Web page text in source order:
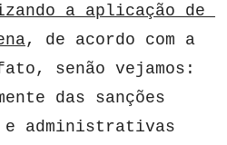
a aplicação de
, de acordo com a
senão vejamos:
das sanções
administrativas